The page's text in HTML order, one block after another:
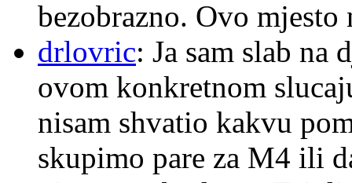
bezobrazno. Ovo
drlovric: Ja sam slab na
ovom konkretnom
nisam shvatio kakvu
skupimo pare za M4 ili